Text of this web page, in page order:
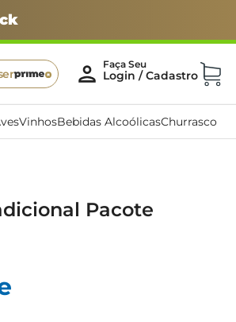
VinhosBebidas AlcoólicasChurrasco
Pacote